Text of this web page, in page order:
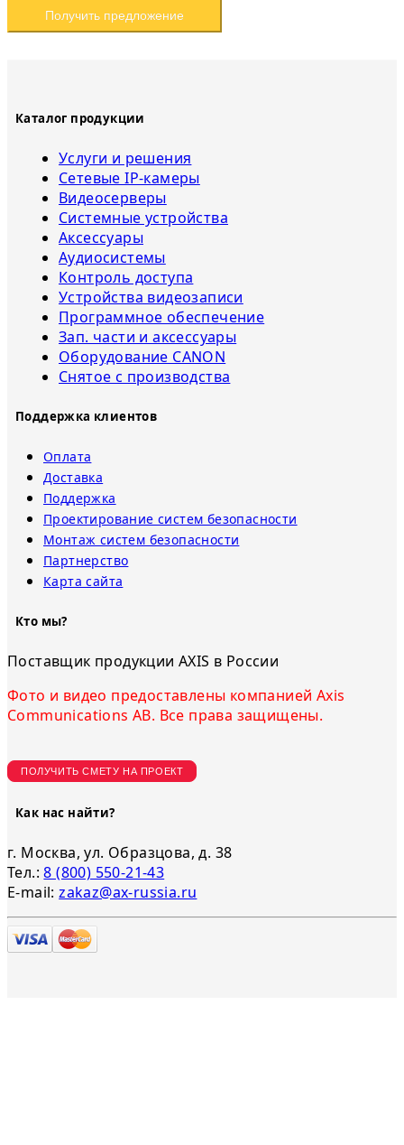
Получить предложение
Каталог продукции
Услуги и решения
Сетевые IP-камеры
Видеосерверы
Системные устройства
Аксессуары
Аудиосистемы
Контроль доступа
Устройства видеозаписи
Программное обеспечение
Зап. части и аксессуары
Оборудование CANON
Снятое с прoизвoдства
Поддержка клиентов
Оплата
Доставка
Поддержка
Проектирование систем безопасности
Монтаж систем безопасности
Партнерство
Карта сайта
Кто мы?
Поставщик продукции AXIS в России
Фото и видео предоставлены компанией Axis
Communications AB. Все права защищены.
ПОЛУЧИТЬ СМЕТУ НА ПРОЕКТ
Как нас найти?
г. Москва, ул. Образцова, д. 38
Тел.:8 (800) 550-21-43
E-mail:zakaz@ax-russia.ru